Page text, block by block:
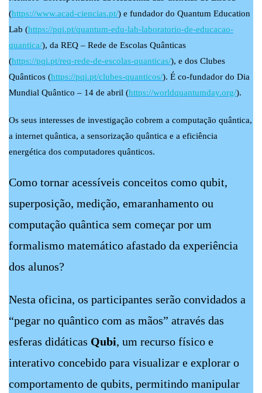
(https://www.acad-ciencias.pt/) e fundador do Quantum Education
Lab (https://pqi.pt/quantum-edu-lab-laboratorio-de-educacao-
quantica/), da REQ – Rede de Escolas Quânticas
(https://pqi.pt/req-rede-de-escolas-quanticas/), e dos Clubes
Quânticos (https://pqi.pt/clubes-quanticos/). É co-fundador do Dia
Mundial Quântico – 14 de abril (https://worldquantumday.org/).
Os seus interesses de investigação cobrem a computação quântica,
a internet quântica, a sensorização quântica e a eficiência
energética dos computadores quânticos.
Como tornar acessíveis conceitos como qubit,
superposição, medição, emaranhamento ou
computação quântica sem começar por um
formalismo matemático afastado da experiência
dos alunos?
Nesta oficina, os participantes serão convidados a
“pegar no quântico com as mãos” através das
esferas didáticas Qubi, um recurso físico e
interativo concebido para visualizar e explorar o
comportamento de qubits, permitindo manipular